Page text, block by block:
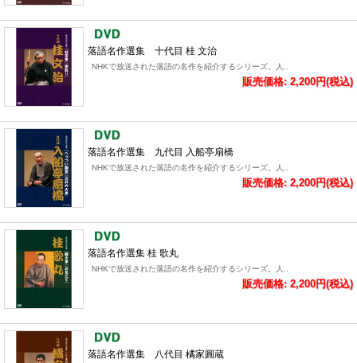
落語名作選集 十代目 桂 文治
NHKで放送された落語の名作を紹介するシリーズ。人..
販売価格: 2,200円(税込)
落語名作選集 九代目 入船亭扇橋
NHKで放送された落語の名作を紹介するシリーズ。人..
販売価格: 2,200円(税込)
落語名作選集 桂 歌丸
NHKで放送された落語の名作を紹介するシリーズ。人..
販売価格: 2,200円(税込)
落語名作選集 八代目 橘家圓蔵